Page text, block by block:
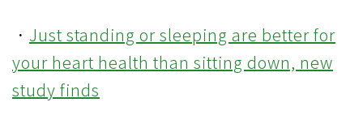
． Just standing or sleeping are better for
your heart health than sitting down, new
study finds